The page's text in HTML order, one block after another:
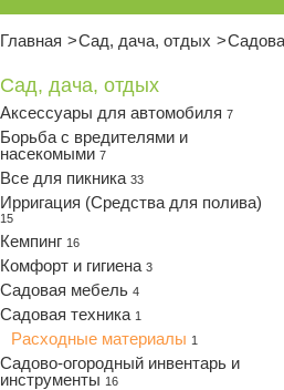
Главная Сад, дача, отдых
Сад, дача, отдых
Аксессуары для автомобиля 7
Борьба с вредителями и
насекомыми 7
Все для пикника 33
Ирригация (Средства для полива)
15
Кемпинг 16
Комфорт и гигиена 3
Садовая мебель 4
Садовая техника 1
Расходные материалы 1
Садово-огородный инвентарь и
инструменты 16